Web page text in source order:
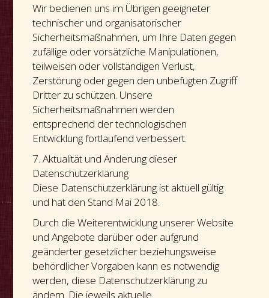
Wir bedienen uns im Übrigen geeigneter
technischer und organisatorischer
Sicherheitsmaßnahmen, um Ihre Daten gegen
zufällige oder vorsätzliche Manipulationen,
teilweisen oder vollständigen Verlust,
Zerstörung oder gegen den unbefugten Zugriff
Dritter zu schützen. Unsere
Sicherheitsmaßnahmen werden
entsprechend der technologischen
Entwicklung fortlaufend verbessert.
7. Aktualität und Änderung dieser
Datenschutzerklärung
Diese Datenschutzerklärung ist aktuell gültig
und hat den Stand Mai 2018.
Durch die Weiterentwicklung unserer Website
und Angebote darüber oder aufgrund
geänderter gesetzlicher beziehungsweise
behördlicher Vorgaben kann es notwendig
werden, diese Datenschutzerklärung zu
ändern. Die jeweils aktuelle